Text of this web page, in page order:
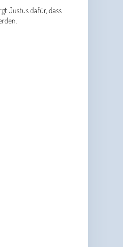
Justus dafür, dass